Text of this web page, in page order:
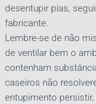
desentupir pias,
fabricante.
Lembre-se de não
de ventilar bem o
contenham
caseiros não
entupimento